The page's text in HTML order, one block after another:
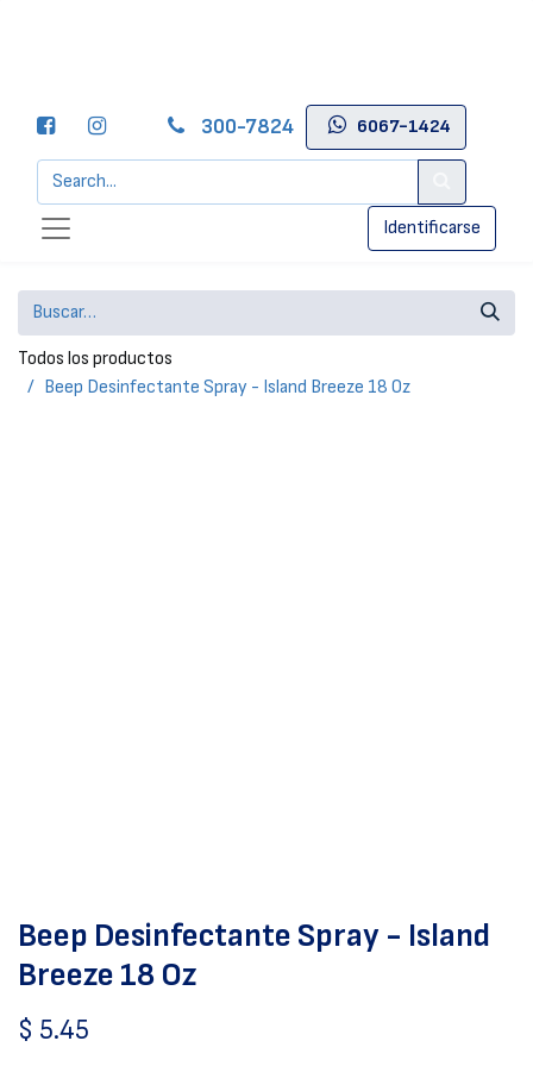
300-7824 6067-1424
Identificarse
Todos los productos
Beep Desinfectante Spray - Island Breeze 18 Oz
Beep Desinfectante Spray - Island
Breeze 18 Oz
$ 5.45